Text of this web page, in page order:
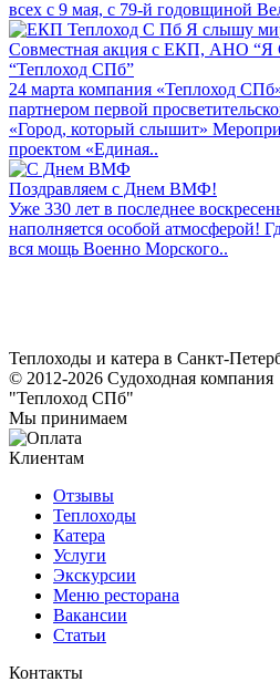
всех с 9 мая, с 79-й годовщиной
Совместная акция с ЕКП, АНО
“Теплоход СПб”
24 марта компания «Теплоход
партнером первой
«Город, который слышит»
проектом «Единая..
Поздравляем с Днем ВМФ!
Уже 330 лет в последнее
наполняется особой атмосферой!
вся мощь Военно Морского..
Теплоходы и катера в Санкт-
© 2012-2026 Судоходная компания
"Теплоход СПб"
Мы принимаем
Клиентам
Отзывы
Теплоходы
Катера
Услуги
Экскурсии
Меню ресторана
Вакансии
Статьи
Контакты